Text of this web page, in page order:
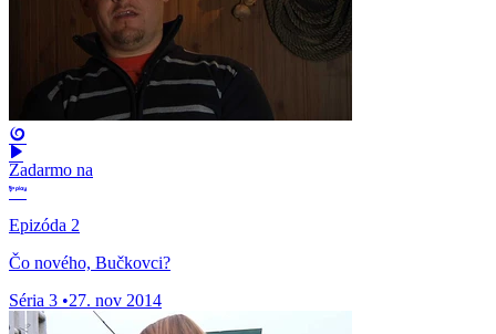
Zadarmo na
Epizóda 2
Čo nového, Bučkovci?
Séria 3 •27. nov 2014